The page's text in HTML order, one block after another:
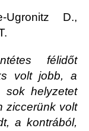
D.,
félidőt
volt jobb, a
sok helyzetet
ziccerünk volt
a kontrából,